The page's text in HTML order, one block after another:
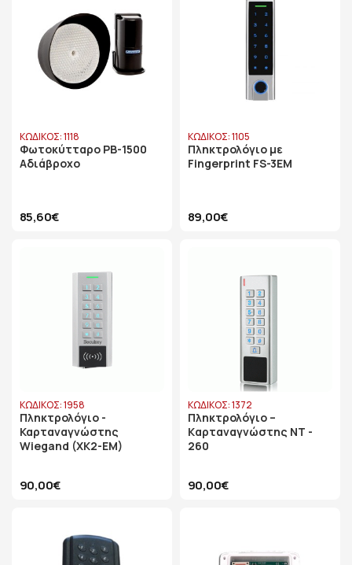
ΚΩΔΙΚΟΣ: 1118
Φωτοκύτταρο PB-1500
Αδιάβροχο
85,60€
ΚΩΔΙΚΟΣ: 1105
Πληκτρολόγιο με
Fingerprint FS-3EM
89,00€
ΚΩΔΙΚΟΣ: 1958
Πληκτρολόγιο -
Καρταναγνώστης
Wiegand (XK2-EM)
90,00€
ΚΩΔΙΚΟΣ: 1372
Πληκτρολόγιο –
Kαρταναγνώστης NT -
260
90,00€